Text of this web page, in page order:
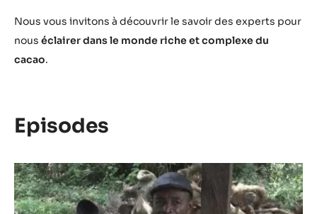
x
I
Nous vous invitons à découvrir le savoir des experts pour
nous éclairer dans le monde riche et complexe du
cacao.
Episodes
Episode
1
-